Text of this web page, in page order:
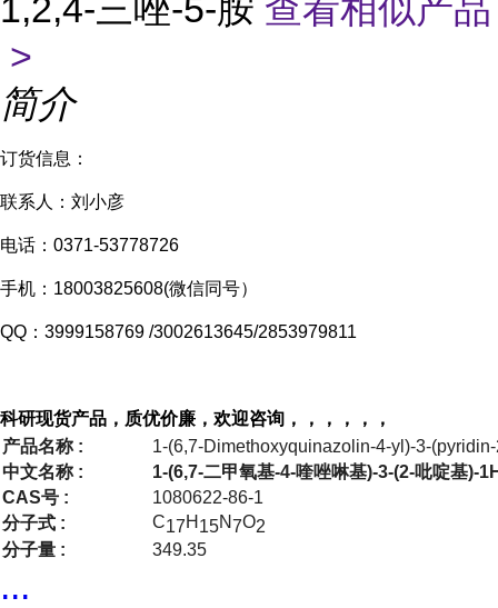
1,2,4-三唑-5-胺 查看相似产品
>
简介
订货信息：
联系人：刘小彦
电话：0371-53778726
手机：18003825608(微信同号）
QQ：3999158769 /3002613645/2853979811
科研现货产品，质优价廉，欢迎咨询，，，，，，
产品名称 :
1-(6,7-Dimethoxyquinazolin-4-yl)-3-
中文名称 :
1-(6,7-二甲氧基-4-喹唑啉基)-3-(2-吡啶基)-
CAS号 :
1080622-86-1
分子式 :
C17H 15N7O2
分子量 :
349.35
...